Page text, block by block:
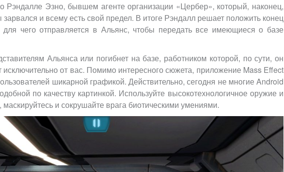
Рэндалле Эзно, бывшем агенте организации «Цербер», который, наконец,
зарвался и всему есть свой предел. В итоге Рэндалл решает положить конец
для чего отправляется в Альянс, чтобы передать все имеющиеся о базе
Альянса или погибнет на базе, работником которой, по сути, он
исключительно от вас. Помимо интересного сюжета, приложение Mass Effect
шикарной графикой. Действительно, сегодня не многие Android
по качеству картинкой. Используйте высокотехнологичное оружие и
и сокрушайте врага биотическими умениями.